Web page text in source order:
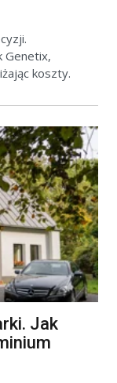
Genetix,
koszty.
Jak